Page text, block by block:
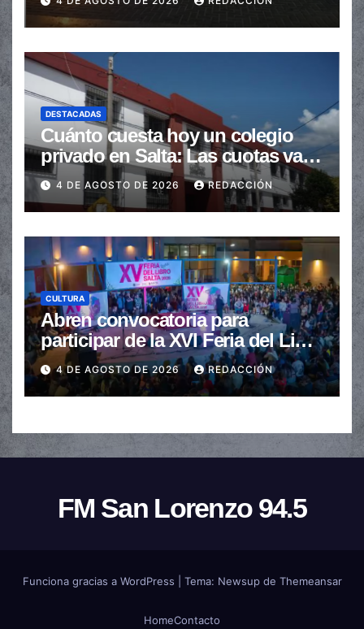
DESTACADAS
Cuánto cuesta hoy un colegio
privado en Salta: Las cuotas van
de $110.000 a más de $600.000
4 DE AGOSTO DE 2026 REDACCIÓN
CULTURA
Abren convocatoria para
participar de la XVI Feria del Libro
de Salta
4 DE AGOSTO DE 2026 REDACCIÓN
FM San Lorenzo 94.5
Funciona gracias a WordPress Tema: Newsupde Themeansar
HomeContacto